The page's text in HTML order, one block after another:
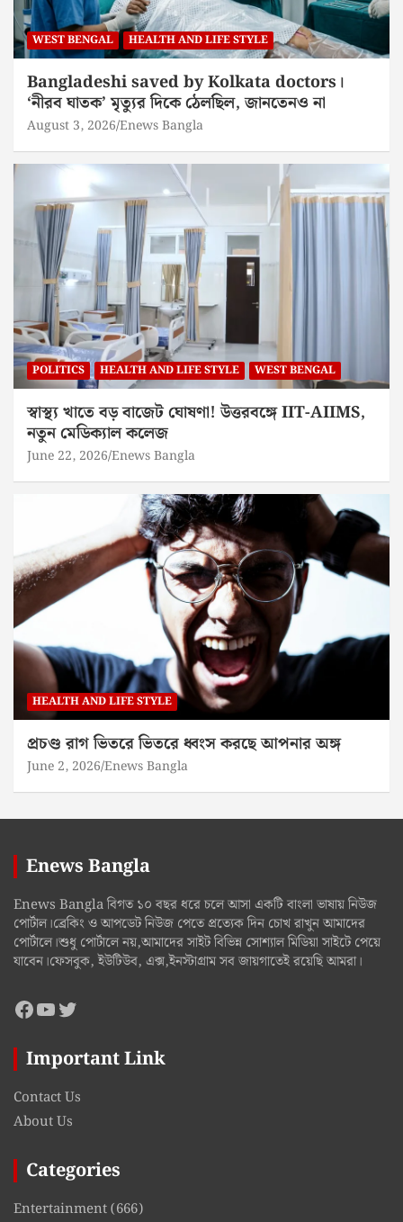
WEST BENGAL HEALTH AND LIFE STYLE
Bangladeshi saved by Kolkata doctors।
‘নীরব ঘাতক’ মৃত্যুর দিকে ঠেলছিল, জানতেনও না
August 3, 2026 Enews Bangla
POLITICS HEALTH AND LIFE STYLE WEST BENGAL
স্বাস্থ্য খাতে বড় বাজেট ঘোষণা! উত্তরবঙ্গে IIT-AIIMS,
নতুন মেডিক্যাল কলেজ
June 22, 2026 Enews Bangla
HEALTH AND LIFE STYLE
প্রচণ্ড রাগ ভিতরে ভিতরে ধ্বংস করছে আপনার অঙ্গ
June 2, 2026 Enews Bangla
Enews Bangla
Enews Bangla বিগত ১০ বছর ধরে চলে আসা একটি বাংলা ভাষায় নিউজ
পোর্টাল।ব্রেকিং ও আপডেট নিউজ পেতে প্রত্যেক দিন চোখ রাখুন আমাদের
পোর্টালে।শুধু পোর্টালে নয়,আমাদের সাইট বিভিন্ন সোশ্যাল মিডিয়া সাইটে পেয়ে
যাবেন।ফেসবুক, ইউটিউব, এক্স,ইনস্টাগ্রাম সব জায়গাতেই রয়েছি আমরা।
Facebook
YouTube
Twitter
Important Link
Contact Us
About Us
Categories
Entertainment(666)